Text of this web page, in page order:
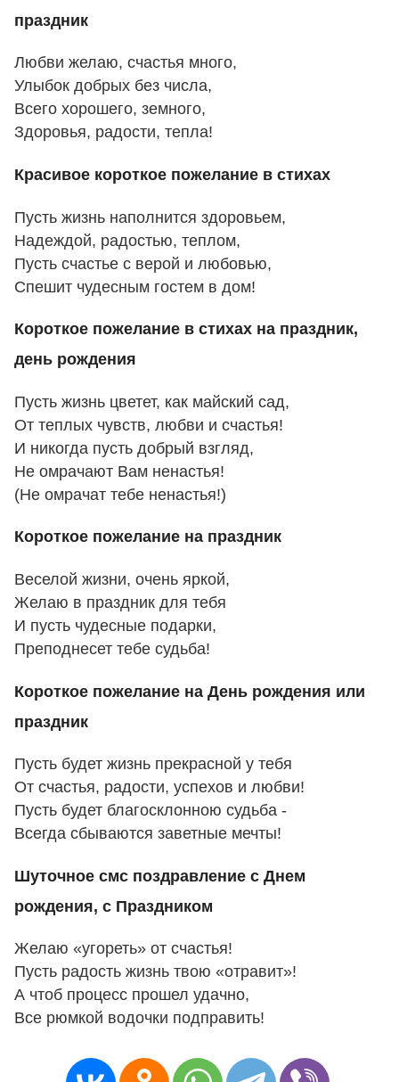
праздник
Любви желаю, счастья много,
Улыбок добрых без числа,
Всего хорошего, земного,
Здоровья, радости, тепла!
Красивое короткое пожелание в стихах
Пусть жизнь наполнится здоровьем,
Надеждой, радостью, теплом,
Пусть счастье с верой и любовью,
Спешит чудесным гостем в дом!
Короткое пожелание в стихах на праздник,
день рождения
Пусть жизнь цветет, как майский сад,
От теплых чувств, любви и счастья!
И никогда пусть добрый взгляд,
Не омрачают Вам ненастья!
(Не омрачат тебе ненастья!)
Короткое пожелание на праздник
Веселой жизни, очень яркой,
Желаю в праздник для тебя
И пусть чудесные подарки,
Преподнесет тебе судьба!
Короткое пожелание на День рождения или
праздник
Пусть будет жизнь прекрасной у тебя
От счастья, радости, успехов и любви!
Пусть будет благосклонною судьба -
Всегда сбываются заветные мечты!
Шуточное смс поздравление с Днем
рождения, с Праздником
Желаю «угореть» от счастья!
Пусть радость жизнь твою «отравит»!
А чтоб процесс прошел удачно,
Все рюмкой водочки подправить!